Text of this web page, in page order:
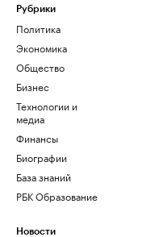
Рубрики
Политика
Экономика
Общество
Бизнес
Технологии и
медиа
Финансы
Биографии
База знаний
РБК Образование
Новости